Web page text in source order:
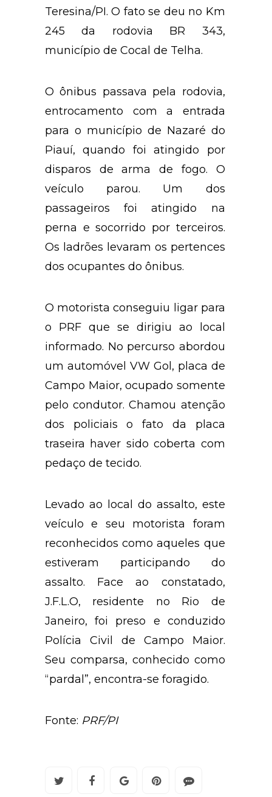
Teresina/PI. O fato se deu no Km
245 da rodovia BR 343,
município de Cocal de Telha.
O ônibus passava pela rodovia,
entrocamento com a entrada
para o município de Nazaré do
Piauí, quando foi atingido por
disparos de arma de fogo. O
veículo parou. Um dos
passageiros foi atingido na
perna e socorrido por terceiros.
Os ladrões levaram os pertences
dos ocupantes do ônibus.
O motorista conseguiu ligar para
o PRF que se dirigiu ao local
informado. No percurso abordou
um automóvel VW Gol, placa de
Campo Maior, ocupado somente
pelo condutor. Chamou atenção
dos policiais o fato da placa
traseira haver sido coberta com
pedaço de tecido.
Levado ao local do assalto, este
veículo e seu motorista foram
reconhecidos como aqueles que
estiveram participando do
assalto. Face ao constatado,
J.F.L.O, residente no Rio de
Janeiro, foi preso e conduzido
Polícia Civil de Campo Maior.
Seu comparsa, conhecido como
“pardal”, encontra-se foragido.
Fonte: PRF/PI